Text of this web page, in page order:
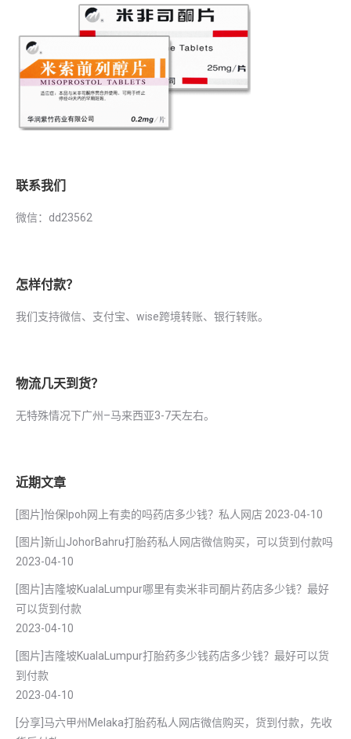
联系我们
微信：dd23562
怎样付款？
我们支持微信、支付宝、wise跨境转账、银行转账。
物流几天到货？
无特殊情况下广州–马来西亚3-7天左右。
近期文章
[图片]怡保lpoh网上有卖的吗药店多少钱？私人网店 2023-04-10
[图片]新山JohorBahru打胎药私人网店微信购买，可以货到付款吗
2023-04-10
[图片]吉隆坡KualaLumpur哪里有卖米非司酮片药店多少钱？最好
可以货到付款
2023-04-10
[图片]吉隆坡KualaLumpur打胎药多少钱药店多少钱？最好可以货
到付款
2023-04-10
[分享]马六甲州Melaka打胎药私人网店微信购买，货到付款，先收